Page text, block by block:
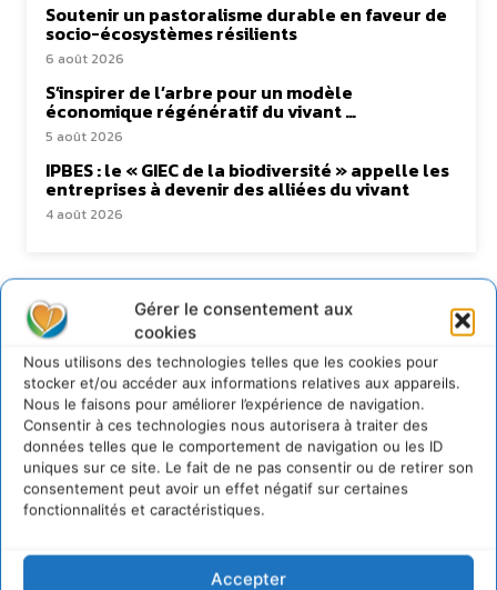
Gérer le consentement aux
cookies
Nous utilisons des technologies telles que les cookies pour
stocker et/ou accéder aux informations relatives aux appareils.
Nous le faisons pour améliorer l’expérience de navigation.
Consentir à ces technologies nous autorisera à traiter des
données telles que le comportement de navigation ou les ID
uniques sur ce site. Le fait de ne pas consentir ou de retirer son
consentement peut avoir un effet négatif sur certaines
fonctionnalités et caractéristiques.
Accepter
Soutenir un pastoralisme durable en faveur de
socio-écosystèmes résilients
6 août 2026
S’inspirer de l’arbre pour un modèle
économique régénératif du vivant …
5 août 2026
IPBES : le « GIEC de la biodiversité » appelle les
entreprises à devenir des alliées du vivant
4 août 2026
Newsletter
JE M'ABONNE